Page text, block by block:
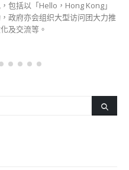
包括以「Hello，Hong Kong」
政府亦会组织大型访问团大力推
及交流等。